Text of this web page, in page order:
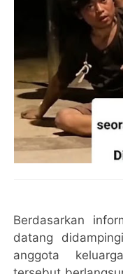
Berdasarkan
datang
anggota